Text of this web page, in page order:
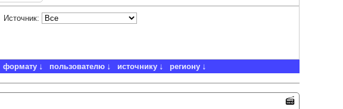
Источник:
формату пользователю источнику региону